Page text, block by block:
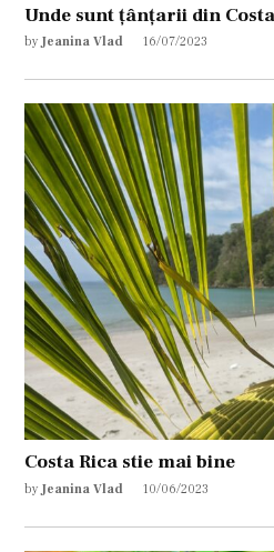
Unde sunt țânțarii din
by Jeanina Vlad 16/07/2023
Costa Rica stie mai bine
by Jeanina Vlad 10/06/2023